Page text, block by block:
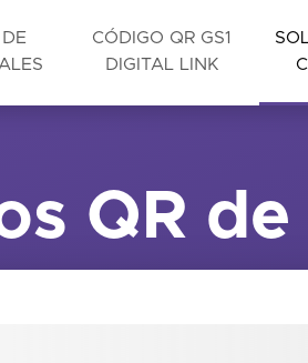
CÓDIGO QR GS1
DIGITAL LINK
QR